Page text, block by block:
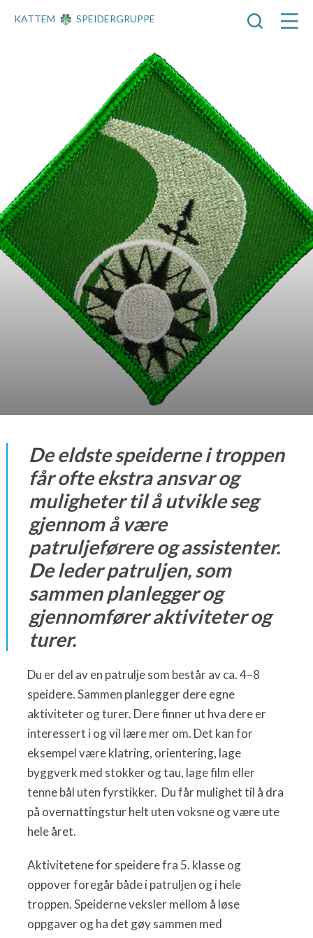
KATTEM SPEIDERGRUPPE
De eldste speiderne i troppen
får ofte ekstra ansvar og
muligheter til å utvikle seg
gjennom å være
patruljeførere og assistenter.
De leder patruljen, som
sammen planlegger og
gjennomfører aktiviteter og
turer.
Du er del av en patrulje som består av ca. 4–8
speidere. Sammen planlegger dere egne
aktiviteter og turer. Dere finner ut hva dere er
interessert i og vil lære mer om. Det kan for
eksempel være klatring, orientering, lage
byggverk med stokker og tau, lage film eller
tenne bål uten fyrstikker. Du får mulighet til å dra
på overnattingstur helt uten voksne og være ute
hele året.
Aktivitetene for speidere fra 5. klasse og
oppover foregår både i patruljen og i hele
troppen. Speiderne veksler mellom å løse
oppgaver og ha det gøy sammen med